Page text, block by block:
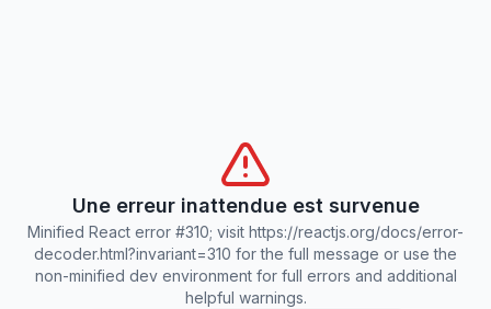
Une erreur inattendue est survenue
Minified React error #310; visit https://reactjs.org/docs/error-
decoder.html?invariant=310 for the full message or use the
non-minified dev environment for full errors and additional
helpful warnings.